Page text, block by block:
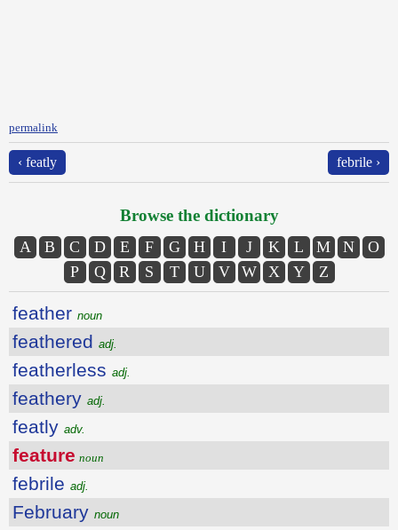
permalink
‹ featly febrile ›
Browse the dictionary
A B C D E F G H I J K L M N
O
P
Q R S T U V W X Y Z
feather noun
feathered adj.
featherless adj.
feathery adj.
featly adv.
feature noun
febrile adj.
February noun